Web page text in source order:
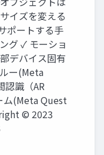
イズを変える
ポートする手
グ ✓ モーショ
デバイス固有
ー(Meta
認識（AR
(Meta Quest
© 2023